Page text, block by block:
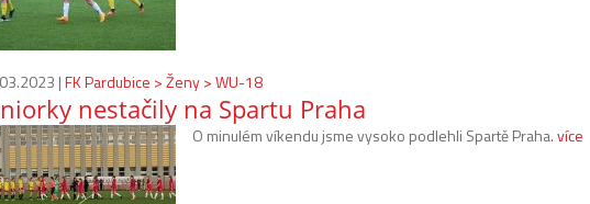
|FK Pardubice > Ženy > WU-18
nestačily na Spartu Praha
O minulém víkendu jsme vysoko podlehli Spartě Praha.více